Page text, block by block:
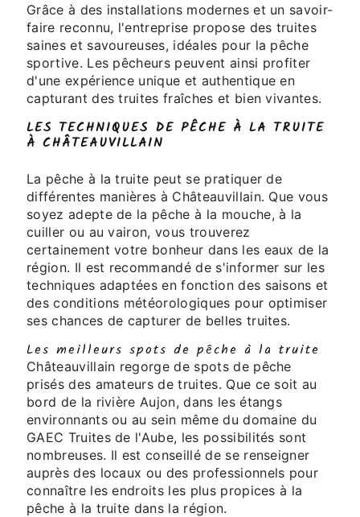
Grâce à des installations modernes et un savoir-
faire reconnu, l'entreprise propose des truites
saines et savoureuses, idéales pour la pêche
sportive. Les pêcheurs peuvent ainsi profiter
d'une expérience unique et authentique en
capturant des truites fraîches et bien vivantes.
LES TECHNIQUES DE PÊCHE À LA TRUITE
À CHÂTEAUVILLAIN
La pêche à la truite peut se pratiquer de
différentes manières à Châteauvillain. Que vous
soyez adepte de la pêche à la mouche, à la
cuiller ou au vairon, vous trouverez
certainement votre bonheur dans les eaux de la
région. Il est recommandé de s'informer sur les
techniques adaptées en fonction des saisons et
des conditions météorologiques pour optimiser
ses chances de capturer de belles truites.
Les meilleurs spots de pêche à la truite
Châteauvillain regorge de spots de pêche
prisés des amateurs de truites. Que ce soit au
bord de la rivière Aujon, dans les étangs
environnants ou au sein même du domaine du
GAEC Truites de l'Aube, les possibilités sont
nombreuses. Il est conseillé de se renseigner
auprès des locaux ou des professionnels pour
connaître les endroits les plus propices à la
pêche à la truite dans la région.